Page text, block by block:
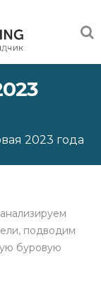
2023 года
подводим
буровую